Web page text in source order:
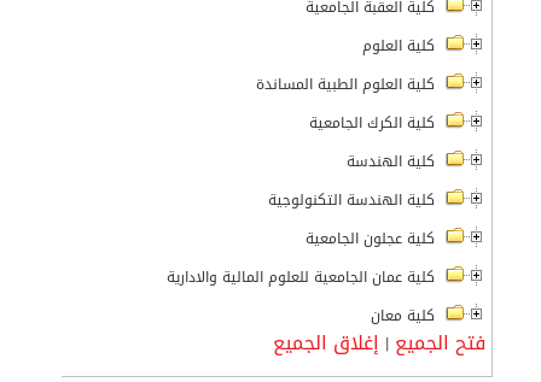
كلية العقبة الجامعية
كلية العلوم
كلية العلوم الطبية المساندة
كلية الكرك الجامعية
كلية الهندسة
كلية الهندسة التكنولوجية
كلية عجلون الجامعية
كلية عمان الجامعية للعلوم المالية والادارية
كلية معان
فتح الجميع | إغلاق الجميع